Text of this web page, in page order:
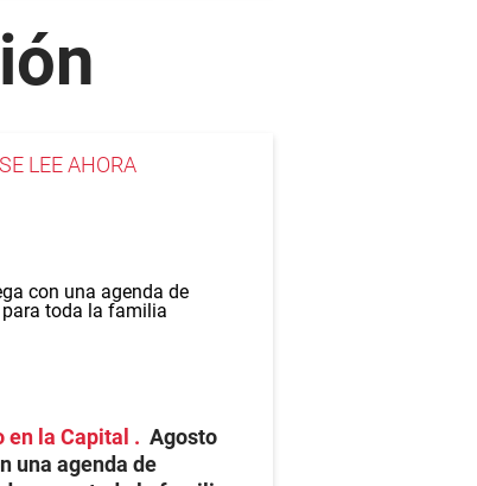
LEE AHORA
en la Capital
Agosto
una agenda de